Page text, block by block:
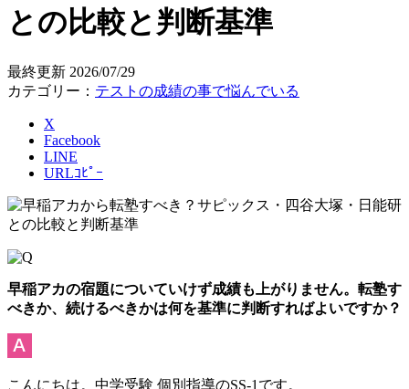
との比較と判断基準
最終更新 2026/07/29
カテゴリー： テストの成績の事で悩んでいる
X
Facebook
LINE
URLｺﾋﾟｰ
早稲アカの宿題についていけず成績も上がりません。転塾す
べきか、続けるべきかは何を基準に判断すればよいですか？
こんにちは。中学受験 個別指導のSS-1です。